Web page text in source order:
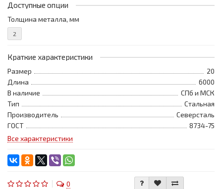
Доступные опции
Толщина металла, мм
2
Краткие характеристики
Размер
20
Длина
6000
В наличие
СПб и МСК
Тип
Стальная
Производитель
Северсталь
ГОСТ
8734-75
Все характеристики
0